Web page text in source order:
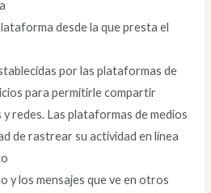
desde la que presta el
por las plataformas de
para permitirle compartir
redes. Las plataformas de medios
de rastrear su actividad en línea
y los mensajes que ve en otros